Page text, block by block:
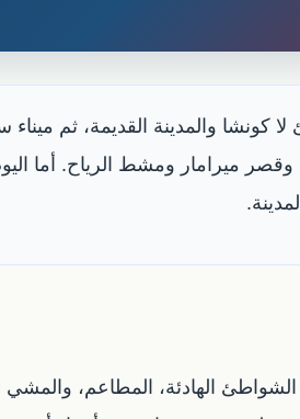
والمدينة القديمة، ثم ميناء
وقصر ميرامار ومشط الرياح. أما
الهادئة، المطاعم، والمشي